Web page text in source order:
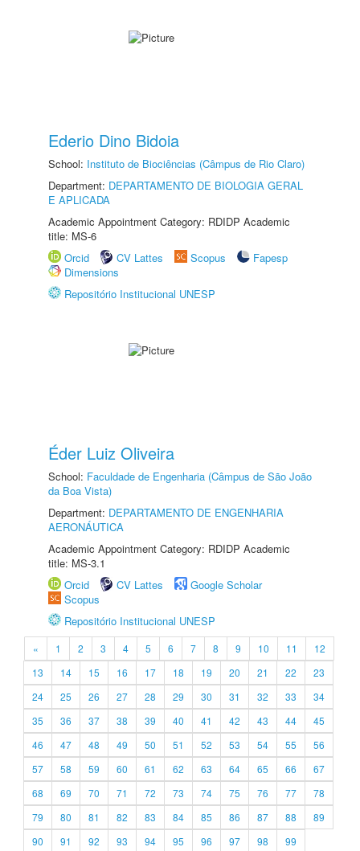
Ederio Dino Bidoia
School: Instituto de Biociências (Câmpus de Rio Claro)
Department: DEPARTAMENTO DE BIOLOGIA GERAL
E APLICADA
Academic Appointment Category: RDIDP Academic
title: MS-6
Orcid
CV Lattes Scopus
Fapesp
Dimensions
Repositório Institucional UNESP
Éder Luiz Oliveira
School: Faculdade de Engenharia (Câmpus de São João
da Boa Vista)
Department: DEPARTAMENTO DE ENGENHARIA
AERONÁUTICA
Academic Appointment Category: RDIDP Academic
title: MS-3.1
Orcid
CV Lattes
Google Scholar
Scopus
Repositório Institucional UNESP
« 1 2 3 4 5 6 7 8 9 10 11
12
13
14 15 16 17 18 19 20 21 22
23
24
25 26 27 28 29 30 31 32 33
34
35
36 37 38 39 40 41 42 43 44
45
46
47 48 49 50 51 52 53 54 55
56
57
58 59 60 61 62 63 64 65 66
67
68
69 70 71 72 73 74 75 76 77
78
79
80 81 82 83 84 85 86 87 88
89
90
91 92 93 94 95 96 97 98
99